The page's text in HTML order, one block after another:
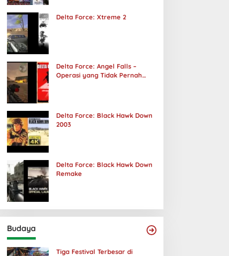
Delta Force: Xtreme 2
Delta Force: Angel Falls –
Operasi yang Tidak Pernah
Delta Force: Black Hawk Down
2003
Delta Force: Black Hawk Down
Remake
Budaya
Tiga Festival Terbesar di